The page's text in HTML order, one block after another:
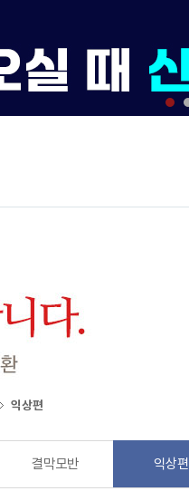
익상편
결막모반 익상편